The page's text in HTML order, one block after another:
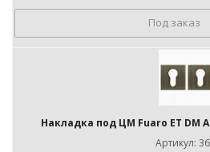
Под заказ
Накладка под ЦМ Fuaro ET DM
Артикул: